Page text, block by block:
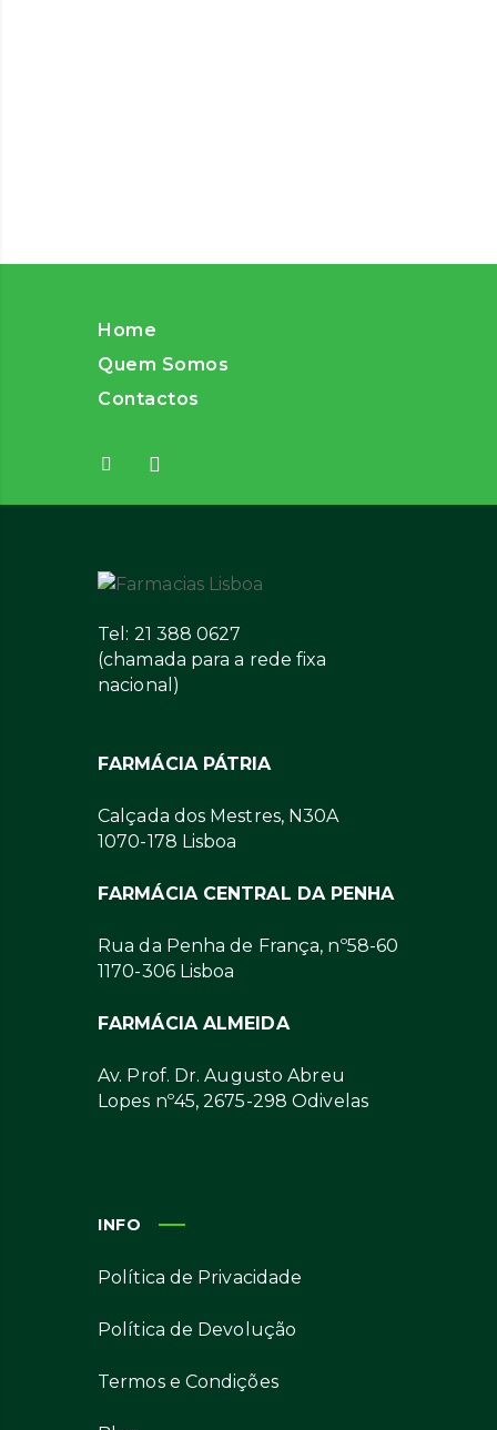
Home
Quem Somos
Contactos
Tel: 21 388 0627
(chamada para a rede fixa
nacional)
FARMÁCIA PÁTRIA
Calçada dos Mestres, N30A
1070-178 Lisboa
FARMÁCIA CENTRAL DA PENHA
Rua da Penha de França, nº58-60
1170-306 Lisboa
FARMÁCIA ALMEIDA
Av. Prof. Dr. Augusto Abreu
Lopes nº45, 2675-298 Odivelas
INFO
Política de Privacidade
Política de Devolução
Termos e Condições